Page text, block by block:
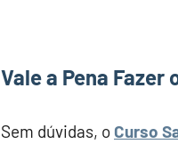
Vale a Pena Fazer
Sem dúvidas, o Curso